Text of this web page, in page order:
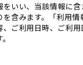
をいい、当該情報に
含みます。「利用
ご利用日時、ご利